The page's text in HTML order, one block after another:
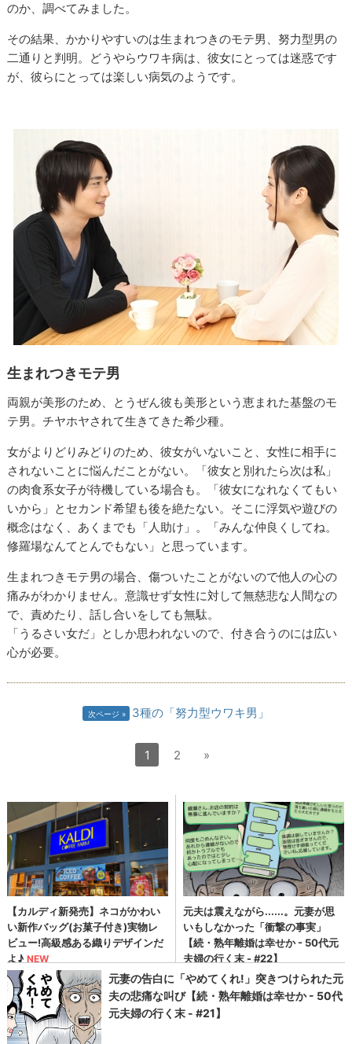
のか、調べてみました。
その結果、かかりやすいのは生まれつきのモテ男、努力型男の
二通りと判明。どうやらウワキ病は、彼女にとっては迷惑です
が、彼らにとっては楽しい病気のようです。
生まれつきモテ男
両親が美形のため、とうぜん彼も美形という恵まれた基盤のモ
テ男。チヤホヤされて生きてきた希少種。
女がよりどりみどりのため、彼女がいないこと、女性に相手に
されないことに悩んだことがない。「彼女と別れたら次は私」
の肉食系女子が待機している場合も。「彼女になれなくてもい
いから」とセカンド希望も後を絶たない。そこに浮気や遊びの
概念はなく、あくまでも「人助け」。「みんな仲良くしてね。
修羅場なんてとんでもない」と思っています。
生まれつきモテ男の場合、傷ついたことがないので他人の心の
痛みがわかりません。意識せず女性に対して無慈悲な人間なの
で、責めたり、話し合いをしても無駄。
「うるさい女だ」としか思われないので、付き合うのには広い
心が必要。
次ページ 3種の「努力型ウワキ男」
1 2 »